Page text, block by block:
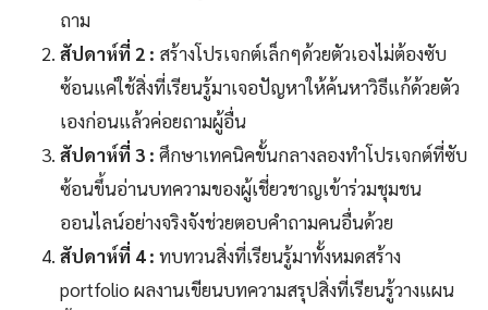
ถาม
สัปดาห์ที่ 2 : สร้างโปรเจกต์เล็กๆด้วยตัวเองไม่ต้องซับ
ซ้อนแค่ใช้สิ่งที่เรียนรู้มาเจอปัญหาให้ค้นหาวิธีแก้ด้วยตัว
เองก่อนแล้วค่อยถามผู้อื่น
สัปดาห์ที่ 3 : ศึกษาเทคนิคขั้นกลางลองทำโปรเจกต์ที่ซับ
ซ้อนขึ้นอ่านบทความของผู้เชี่ยวชาญเข้าร่วมชุมชน
ออนไลน์อย่างจริงจังช่วยตอบคำถามคนอื่นด้วย
สัปดาห์ที่ 4 : ทบทวนสิ่งที่เรียนรู้มาทั้งหมดสร้าง
portfolio ผลงานเขียนบทความสรุปสิ่งที่เรียนรู้วางแผน